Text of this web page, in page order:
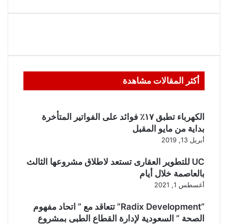
أكثر المقالات مشاهدة
الكهرباء تطبق ١٧٪ فوائد على الفواتير المتأخرة
بداية من مايو المقبل
أبريل 13, 2019
UC للتطوير العقارى تستعد لاطلاق مشروعها الثالث
بالعاصمة خلال أيام
أغسطس 1, 2021
“Radix Development” تتعاقد مع ” اتحاد مفهوم
الصحة ” السعودية لإدارة القطاع الطبى بمشروع